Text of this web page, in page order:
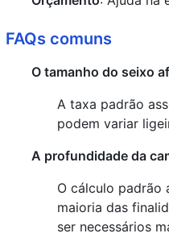
FAQs comuns
O tamanho do seixo
A taxa padrão
podem variar
A profundidade da
O cálculo padrão
maioria das
ser necessários